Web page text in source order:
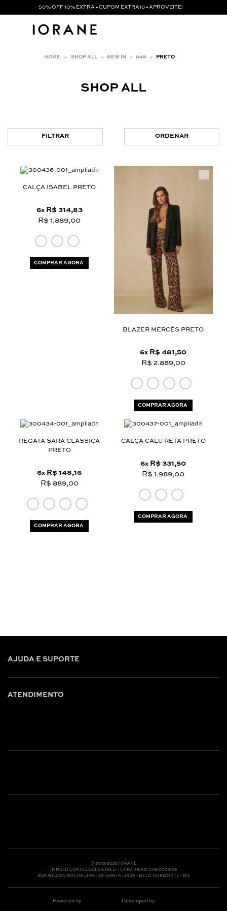
50% OFF 10% EXTRA • CUPOM EXTRA10 • APROVEITE!
SHOP ALL NEW IN 848 PRETO
SHOP ALL
FILTRAR ORDENAR
CALÇA ISABEL PRETO
6x R$ 314,83
R$ 1.889,00
COMPRAR AGORA
BLAZER MERCÊS PRETO
6x R$ 481,50
R$ 2.889,00
COMPRAR AGORA
REGATA SARA CLÁSSICA
PRETO
6x R$ 148,16
R$ 889,00
COMPRAR AGORA
CALÇA CALU RETA PRETO
6x R$ 331,50
R$ 1.989,00
COMPRAR AGORA
AJUDA E SUPORTE
ATENDIMENTO
Nossas Lojas
Ⓒ 2012-2020 IORANE
IR MULTI CONFECCOES EIRELI - CNPJ: 26.051.748/0003-79
RUA WILSON ROCHA LIMA - 26- SANTA LÚCIA - BELO HORIZONTE - MG
Powered by Developed by